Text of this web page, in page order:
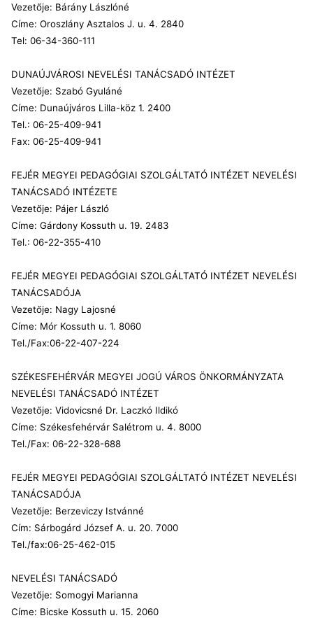
Vezetője: Bárány Lászlóné
Címe: Oroszlány Asztalos J. u. 4. 2840
Tel: 06-34-360-111
DUNAÚJVÁROSI NEVELÉSI TANÁCSADÓ INTÉZET
Vezetője: Szabó Gyuláné
Címe: Dunaújváros Lilla-köz 1. 2400
Tel.: 06-25-409-941
Fax: 06-25-409-941
FEJÉR MEGYEI PEDAGÓGIAI SZOLGÁLTATÓ INTÉZET NEVELÉSI
TANÁCSADÓ INTÉZETE
Vezetője: Pájer László
Címe: Gárdony Kossuth u. 19. 2483
Tel.: 06-22-355-410
FEJÉR MEGYEI PEDAGÓGIAI SZOLGÁLTATÓ INTÉZET NEVELÉSI
TANÁCSADÓJA
Vezetője: Nagy Lajosné
Címe: Mór Kossuth u. 1. 8060
Tel./Fax:06-22-407-224
SZÉKESFEHÉRVÁR MEGYEI JOGÚ VÁROS ÖNKORMÁNYZATA
NEVELÉSI TANÁCSADÓ INTÉZET
Vezetője: Vidovicsné Dr. Laczkó Ildikó
Címe: Székesfehérvár Salétrom u. 4. 8000
Tel./Fax: 06-22-328-688
FEJÉR MEGYEI PEDAGÓGIAI SZOLGÁLTATÓ INTÉZET NEVELÉSI
TANÁCSADÓJA
Vezetője: Berzeviczy Istvánné
Cím: Sárbogárd József A. u. 20. 7000
Tel./fax:06-25-462-015
NEVELÉSI TANÁCSADÓ
Vezetője: Somogyi Marianna
Címe: Bicske Kossuth u. 15. 2060